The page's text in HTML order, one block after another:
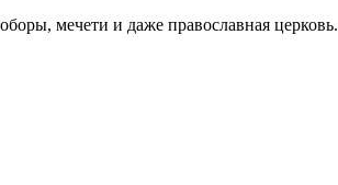
мечети и даже православная церковь.